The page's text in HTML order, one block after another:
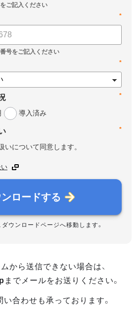
*
*
*
導入済み
*
いについて同意します。
ロードする
ダウンロードページへ移動します。
から送信できない場合は、
までメールをお送りください。
合わせも承っております。